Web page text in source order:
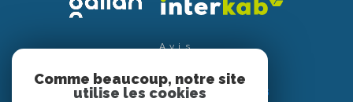
Avis
Comme beaucoup, notre site
utilise les cookies